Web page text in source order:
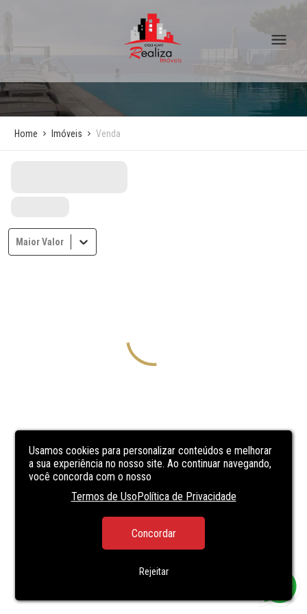
Usamos cookies para personalizar conteúdos e melhorar
a sua experiência no nosso site. Ao continuar navegando,
você concorda com o nosso
Termos de UsoPolítica de Privacidade
Concordar
Rejeitar
Home Imóveis Venda
Maior Valor